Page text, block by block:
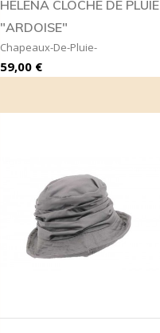
HELENA CLOCHE DE PLUIE
"ARDOISE"
Chapeaux-De-Pluie-
Prix
59,00 €